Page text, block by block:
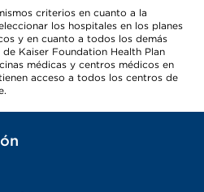
criterios en cuanto a la
los hospitales en los planes
y en cuanto a todos los demás
Kaiser Foundation Health Plan
médicas y centros médicos en
acceso a todos los centros de